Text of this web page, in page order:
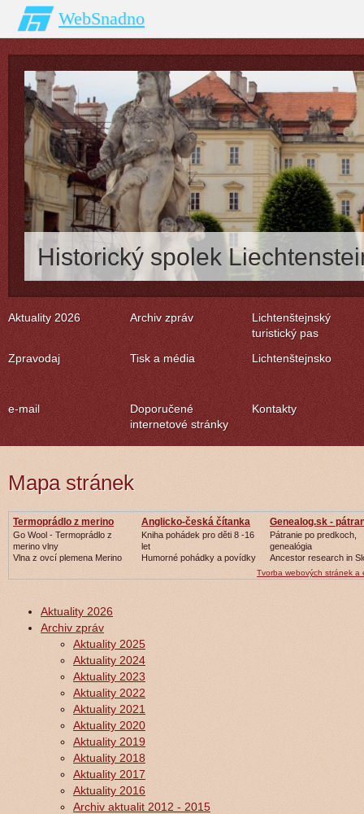
WebSnadno
Historický spolek
Aktuality 2026 Archiv zpráv
Lichtenštejnský
turistický pas
Zpravodaj
Tisk a média Lichtenštejnsko
e-mail
Doporučené
internetové stránky
Kontakty
Mapa stránek
Termoprádlo z merino
vlny
Go Wool - Termoprádlo z
merino vlny
Vlna z ovcí plemena Merino
Anglicko-česká čítanka
Kniha pohádek pro děti 8 -16
let
Humorné pohádky a povídky
Genealog.sk -
Pátranie po predkoch,
genealógia
Ancestor research in
Tvorba webových stránek a
Aktuality 2026
Archiv zpráv
Aktuality 2025
Aktuality 2024
Aktuality 2023
Aktuality 2022
Aktuality 2021
Aktuality 2020
Aktuality 2019
Aktuality 2018
Aktuality 2017
Aktuality 2016
Archiv aktualit 2012 - 2015